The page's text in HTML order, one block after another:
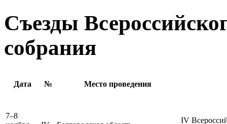
Съезды
собрания
Дата № Место проведения
7–8
IV